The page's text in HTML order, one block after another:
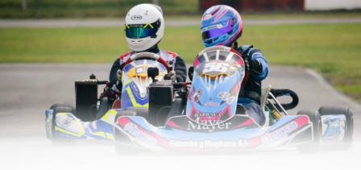
no concurrir al Estado”, criticóGabriela Sosa, directora
ejecutiva de MuMaLá en diálogo con Página 12.
Mientras tanto, la violencia avanza sin freno. MuMaLá
estimó que hubo 758 intentos de femicidio en el
transcurso del 2025. De las mujeres asesinadas, solo un
14% se atrevió a denunciar a su agresor.